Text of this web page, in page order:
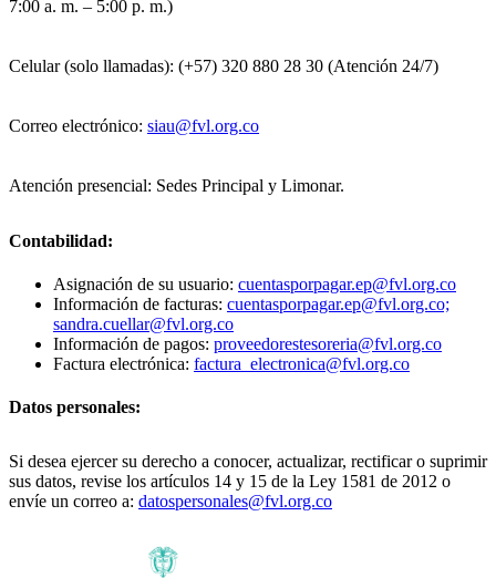
7:00 a. m. – 5:00 p. m.)
Celular (solo llamadas): (+57) 320 880 28 30 (Atención 24/7)
Correo electrónico: siau@fvl.org.co
Atención presencial: Sedes Principal y Limonar.
Contabilidad:
Asignación de su usuario: cuentasporpagar.ep@fvl.org.co
Información de facturas: cuentasporpagar.ep@fvl.org.co;
sandra.cuellar@fvl.org.co
Información de pagos: proveedorestesoreria@fvl.org.co
Factura electrónica: factura_electronica@fvl.org.co
Datos personales:
Si desea ejercer su derecho a conocer, actualizar, rectificar o suprimir
sus datos, revise los artículos 14 y 15 de la Ley 1581 de 2012 o
envíe un correo a: datospersonales@fvl.org.co